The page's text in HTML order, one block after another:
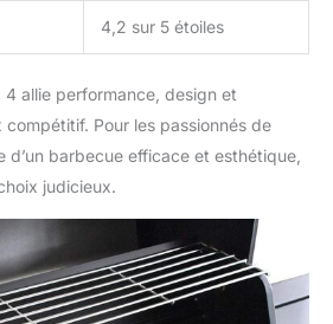
4,2 sur 5 étoiles
4 allie performance, design et
Pour les passionnés de
d’un barbecue efficace et esthétique,
judicieux.